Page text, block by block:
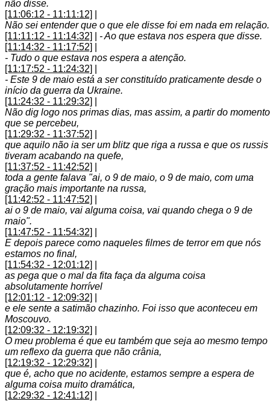
não disse.
[11:06:12 - 11:11:12]
Não sei entender que o que ele disse foi em nada em relação.
[11:11:12 - 11:14:32]
- Ao que estava nos espera que disse.
[11:14:32 - 11:17:52]
- Tudo o que estava nos espera a atenção.
[11:17:52 - 11:24:32]
- Este 9 de maio está a ser constituído praticamente desde o
início da guerra da Ukraine.
[11:24:32 - 11:29:32]
Não dig logo nos primas dias, mas assim, a partir do momento
que se percebeu,
[11:29:32 - 11:37:52]
que aquilo não ia ser um blitz que riga a russa e que os russis
tiveram acabando na quefe,
[11:37:52 - 11:42:52]
toda a gente falava "ai, o 9 de maio, o 9 de maio, com uma
gração mais importante na russa,
[11:42:52 - 11:47:52]
ai o 9 de maio, vai alguma coisa, vai quando chega o 9 de
maio".
[11:47:52 - 11:54:32]
E depois parece como naqueles filmes de terror em que nós
estamos no final,
[11:54:32 - 12:01:12]
as pega que o mal da fita faça da alguma coisa
absolutamente horrível
[12:01:12 - 12:09:32]
e ele sente a satimão chazinho. Foi isso que aconteceu em
Moscouvo.
[12:09:32 - 12:19:32]
O meu problema é que eu também que seja ao mesmo tempo
um reflexo da guerra que não crânia,
[12:19:32 - 12:29:32]
que é, acho que no acidente, estamos sempre a espera de
alguma coisa muito dramática,
[12:29:32 - 12:41:12]